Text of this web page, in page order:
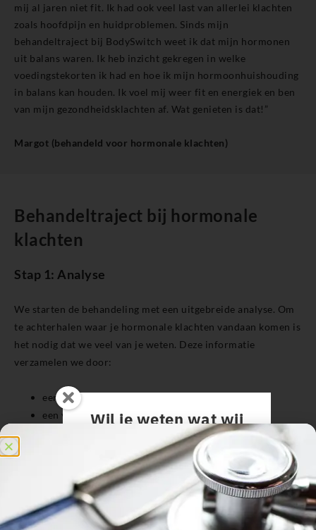
mij al jaren niet fit. Ik had ook veel last van allerlei klachten
zoals hoofdpijn en huidproblemen. Sinds mijn
behandeltraject bij BodySwitch weet ik dat mijn hormonen
uit balans waren. Ik heb inzicht gekregen in welke
voedingstekorten ik had en hoe ik mijn hormoonhuishouding
in balans kan houden. Ik voel mij weer fit en energiek en ben
van mijn gezondheidsklachten af. Wat genieten is dat!”
Margot (behandeld voor hormonale klachten)
Behandeltraject bij hormonale
klachten
Stap 1: Analyse
We starten de behandeling met een uitgebreide analyse. Om
te achterhalen waar je hormonale klachten vandaan komen is
het nodig dat we veel van je weten. Deze informatie
verzamelen we door:
een uitgebreide online vragenlijst
een voedingsdagboek
aanvullend laboratoriumonderzoek (bloed en
Door de analyse van alle beschikbare informatie krijgen we
inzicht in de factoren die een rol kunnen spelen bij het
Wil je weten wat wij
voor jou kunnen
betekenen?